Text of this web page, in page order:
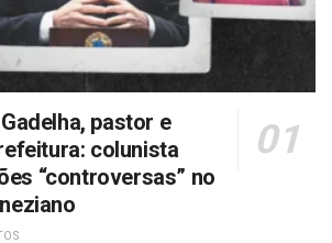
pastor e
colunista
“controversas” no